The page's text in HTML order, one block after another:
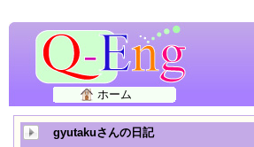
ホーム
gyutakuさんの日記